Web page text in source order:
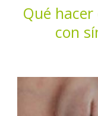
Qué
con